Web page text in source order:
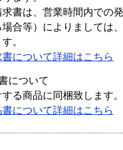
求書は、営業時間内での
場合等）によりましては
。
書について詳細はこちら
について
する商品に同梱致します。
書について詳細はこちら